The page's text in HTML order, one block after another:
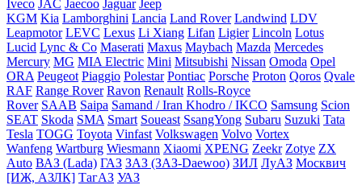
Iveco JAC Jaecoo Jaguar Jeep
KGM Kia Lamborghini Lancia Land Rover Landwind LDV
Leapmotor LEVC Lexus Li Xiang Lifan Ligier Lincoln Lotus
Lucid Lync & Co Maserati Maxus Maybach Mazda Mercedes
Mercury MG MIA Electric Mini Mitsubishi Nissan Omoda Opel
ORA Peugeot Piaggio Polestar Pontiac Porsche Proton Qoros Qvale
RAF Range Rover Ravon Renault Rolls-Royce
Rover SAAB Saipa Samand / Iran Khodro / IKCO Samsung Scion
SEAT Skoda SMA Smart Soueast SsangYong Subaru Suzuki Tata
Tesla TOGG Toyota Vinfast Volkswagen Volvo Vortex
Wanfeng Wartburg Wiesmann Xiaomi XPENG Zeekr Zotye ZX
Auto ВАЗ (Lada) ГАЗ ЗАЗ (ЗАЗ-Daewoo) ЗИЛ ЛуАЗ Москвич
[ИЖ, АЗЛК] ТагАЗ УАЗ